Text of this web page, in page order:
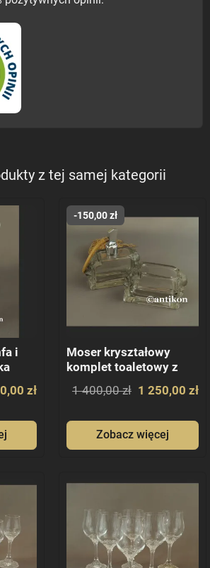
z tej samej kategorii
i
zł
-150,00 zł
Moser kryształowy
komplet toaletowy z
1 400,00 zł 1 250,00 zł
Zobacz więcej